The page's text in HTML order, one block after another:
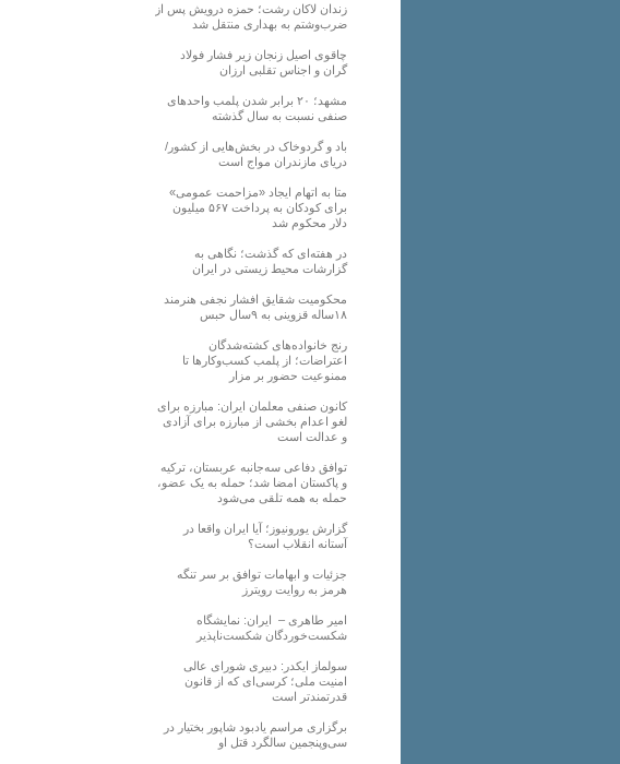
زندان لاکان رشت؛ حمزه درویش پس از
ضرب‌وشتم به بهداری منتقل شد
چاقوی اصیل زنجان زیر فشار فولاد
گران و اجناس تقلبی ارزان
مشهد؛ ۲۰ برابر شدن پلمب واحدهای
صنفی نسبت به سال گذشته
باد و گردوخاک در بخش‌هایی از کشور/
دریای مازندران مواج است
متا به اتهام ایجاد «مزاحمت عمومی»
برای کودکان به پرداخت ۵۶۷ میلیون
دلار محکوم شد
در هفته‌ای که گذشت؛ نگاهی به
گزارشات محیط زیستی در ایران
محکومیت شقایق افشار نجفی هنرمند
۱۸ساله قزوینی به ۹سال حبس
رنج خانواده‌های کشته‌شدگان
اعتراضات؛ از پلمب کسب‌وکارها تا
ممنوعیت حضور بر مزار
کانون صنفی معلمان ایران: مبارزه برای
لغو اعدام بخشی از مبارزه برای آزادی
و عدالت است
توافق دفاعی سه‌جانبه عربستان، ترکیه
و پاکستان امضا شد؛ حمله به یک عضو،
حمله به همه تلقی می‌شود
گزارش یورونیوز؛ آیا ایران واقعا در
آستانه انقلاب است؟
جزئیات و ابهامات توافق بر سر تنگه
هرمز به روایت رویترز
امیر طاهری – ایران: نمایشگاه
شکست‌خوردگان شکست‌ناپذیر
سولماز ایکدر: دبیری شورای عالی
امنیت ملی؛ کرسی‌ای که از قانون
قدرتمندتر است
برگزاری مراسم یادبود شاپور بختیار در
سی‌وپنجمین سالگرد قتل او